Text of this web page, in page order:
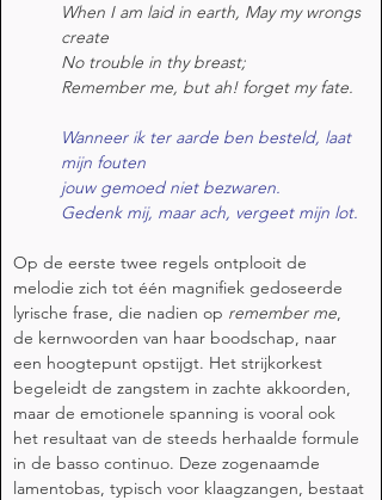
When I am laid in earth, May my wrongs
create
No trouble in thy breast;
Remember me, but ah! forget my fate.
Wanneer ik ter aarde ben besteld, laat
mijn fouten
jouw gemoed niet bezwaren.
Gedenk mij, maar ach, vergeet mijn lot.
Op de eerste twee regels ontplooit de
melodie zich tot één magnifiek gedoseerde
lyrische frase, die nadien op remember me,
de kernwoorden van haar boodschap, naar
een hoogtepunt opstijgt. Het strijkorkest
begeleidt de zangstem in zachte akkoorden,
maar de emotionele spanning is vooral ook
het resultaat van de steeds herhaalde formule
in de basso continuo. Deze zogenaamde
lamentobas, typisch voor klaagzangen, bestaat